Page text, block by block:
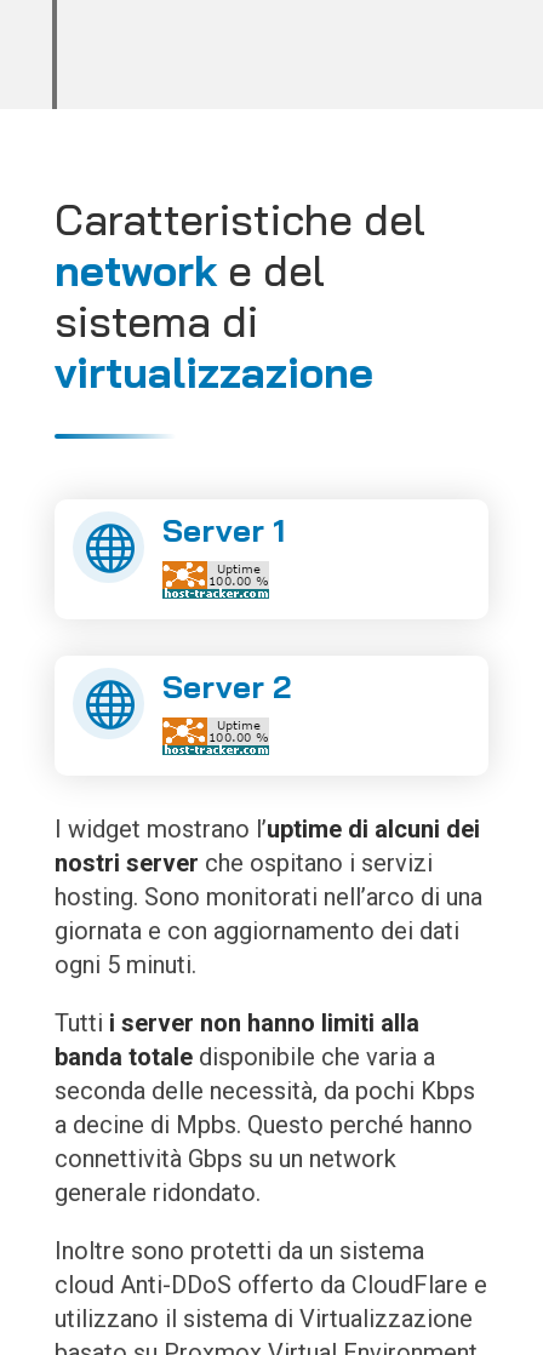
Caratteristiche del
networke del
sistema di
virtualizzazione
 Server 1
 Server 2
I widget mostrano l’uptime di alcuni dei
nostri server che ospitano i servizi
hosting. Sono monitorati nell’arco di una
giornata e con aggiornamento dei dati
ogni 5 minuti.
Tutti i server non hanno limiti alla
banda totale disponibile che varia a
seconda delle necessità, da pochi Kbps
a decine di Mpbs. Questo perché hanno
connettività Gbps su un network
generale ridondato.
Inoltre sono protetti da un sistema
cloud Anti-DDoS offerto da CloudFlare e
utilizzano il sistema di Virtualizzazione